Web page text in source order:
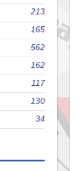
213
165
562
162
117
130
34